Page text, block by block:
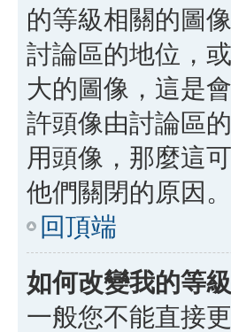
的等級相關的圖
討論區的地位，
大的圖像，這是
許頭像由討論區
用頭像，那麼這
他們關閉的原因。
回頂端
如何改變我的等
一般您不能直接